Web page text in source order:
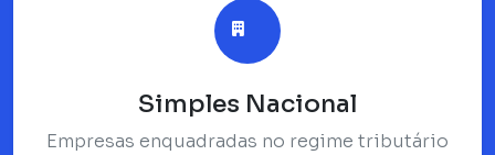
Simples Nacional
Empresas enquadradas no regime tributário